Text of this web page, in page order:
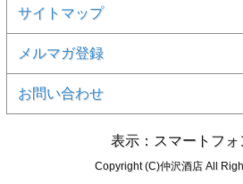
サイトマップ
メルマガ登録
お問い合わせ
表示：スマートフォ
Copyright (C)仲沢酒店 All